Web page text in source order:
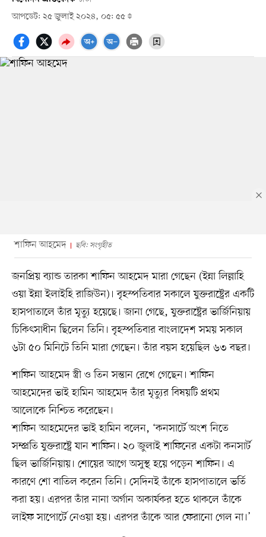
আপডেট: ২৫ জুলাই ২০২৪, ০৫: ৫৫
শাফিন আহমেদ ছবি: সংগৃহীত
জনপ্রিয় ব্যান্ড তারকা শাফিন আহমেদ মারা গেছেন (ইন্না লিল্লাহি
ওয়া ইন্না ইলাইহি রাজিউন)। বৃহস্পতিবার সকালে যুক্তরাষ্ট্রের একটি
হাসপাতালে তাঁর মৃত্যু হয়েছে। জানা গেছে, যুক্তরাষ্ট্রের ভার্জিনিয়ায়
চিকিৎসাধীন ছিলেন তিনি। বৃহস্পতিবার বাংলাদেশ সময় সকাল
৬টা ৫০ মিনিটে তিনি মারা গেছেন। তাঁর বয়স হয়েছিল ৬৩ বছর।
শাফিন আহমেদ স্ত্রী ও তিন সন্তান রেখে গেছেন। শাফিন
আহমেদের ভাই হামিন আহমেদ তাঁর মৃত্যুর বিষয়টি প্রথম
আলোকে নিশ্চিত করেছেন।
শাফিন আহমেদের ভাই হামিন বলেন, ‘কনসার্টে অংশ নিতে
সম্প্রতি যুক্তরাষ্ট্রে যান শাফিন। ২০ জুলাই শাফিনের একটা কনসার্ট
ছিল ভার্জিনিয়ায়। শোয়ের আগে অসুস্থ হয়ে পড়েন শাফিন। এ
কারণে শো বাতিল করেন তিনি। সেদিনই তাঁকে হাসপাতালে ভর্তি
করা হয়। এরপর তাঁর নানা অর্গান অকার্যকর হতে থাকলে তাঁকে
লাইফ সাপোর্টে নেওয়া হয়। এরপর তাঁকে আর ফেরানো গেল না।’